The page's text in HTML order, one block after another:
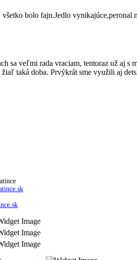
bolo fajn.Jedlo
sa veľmi rada vraciam, tentoraz už aj
taká doba. Prvýkrát sme využili aj